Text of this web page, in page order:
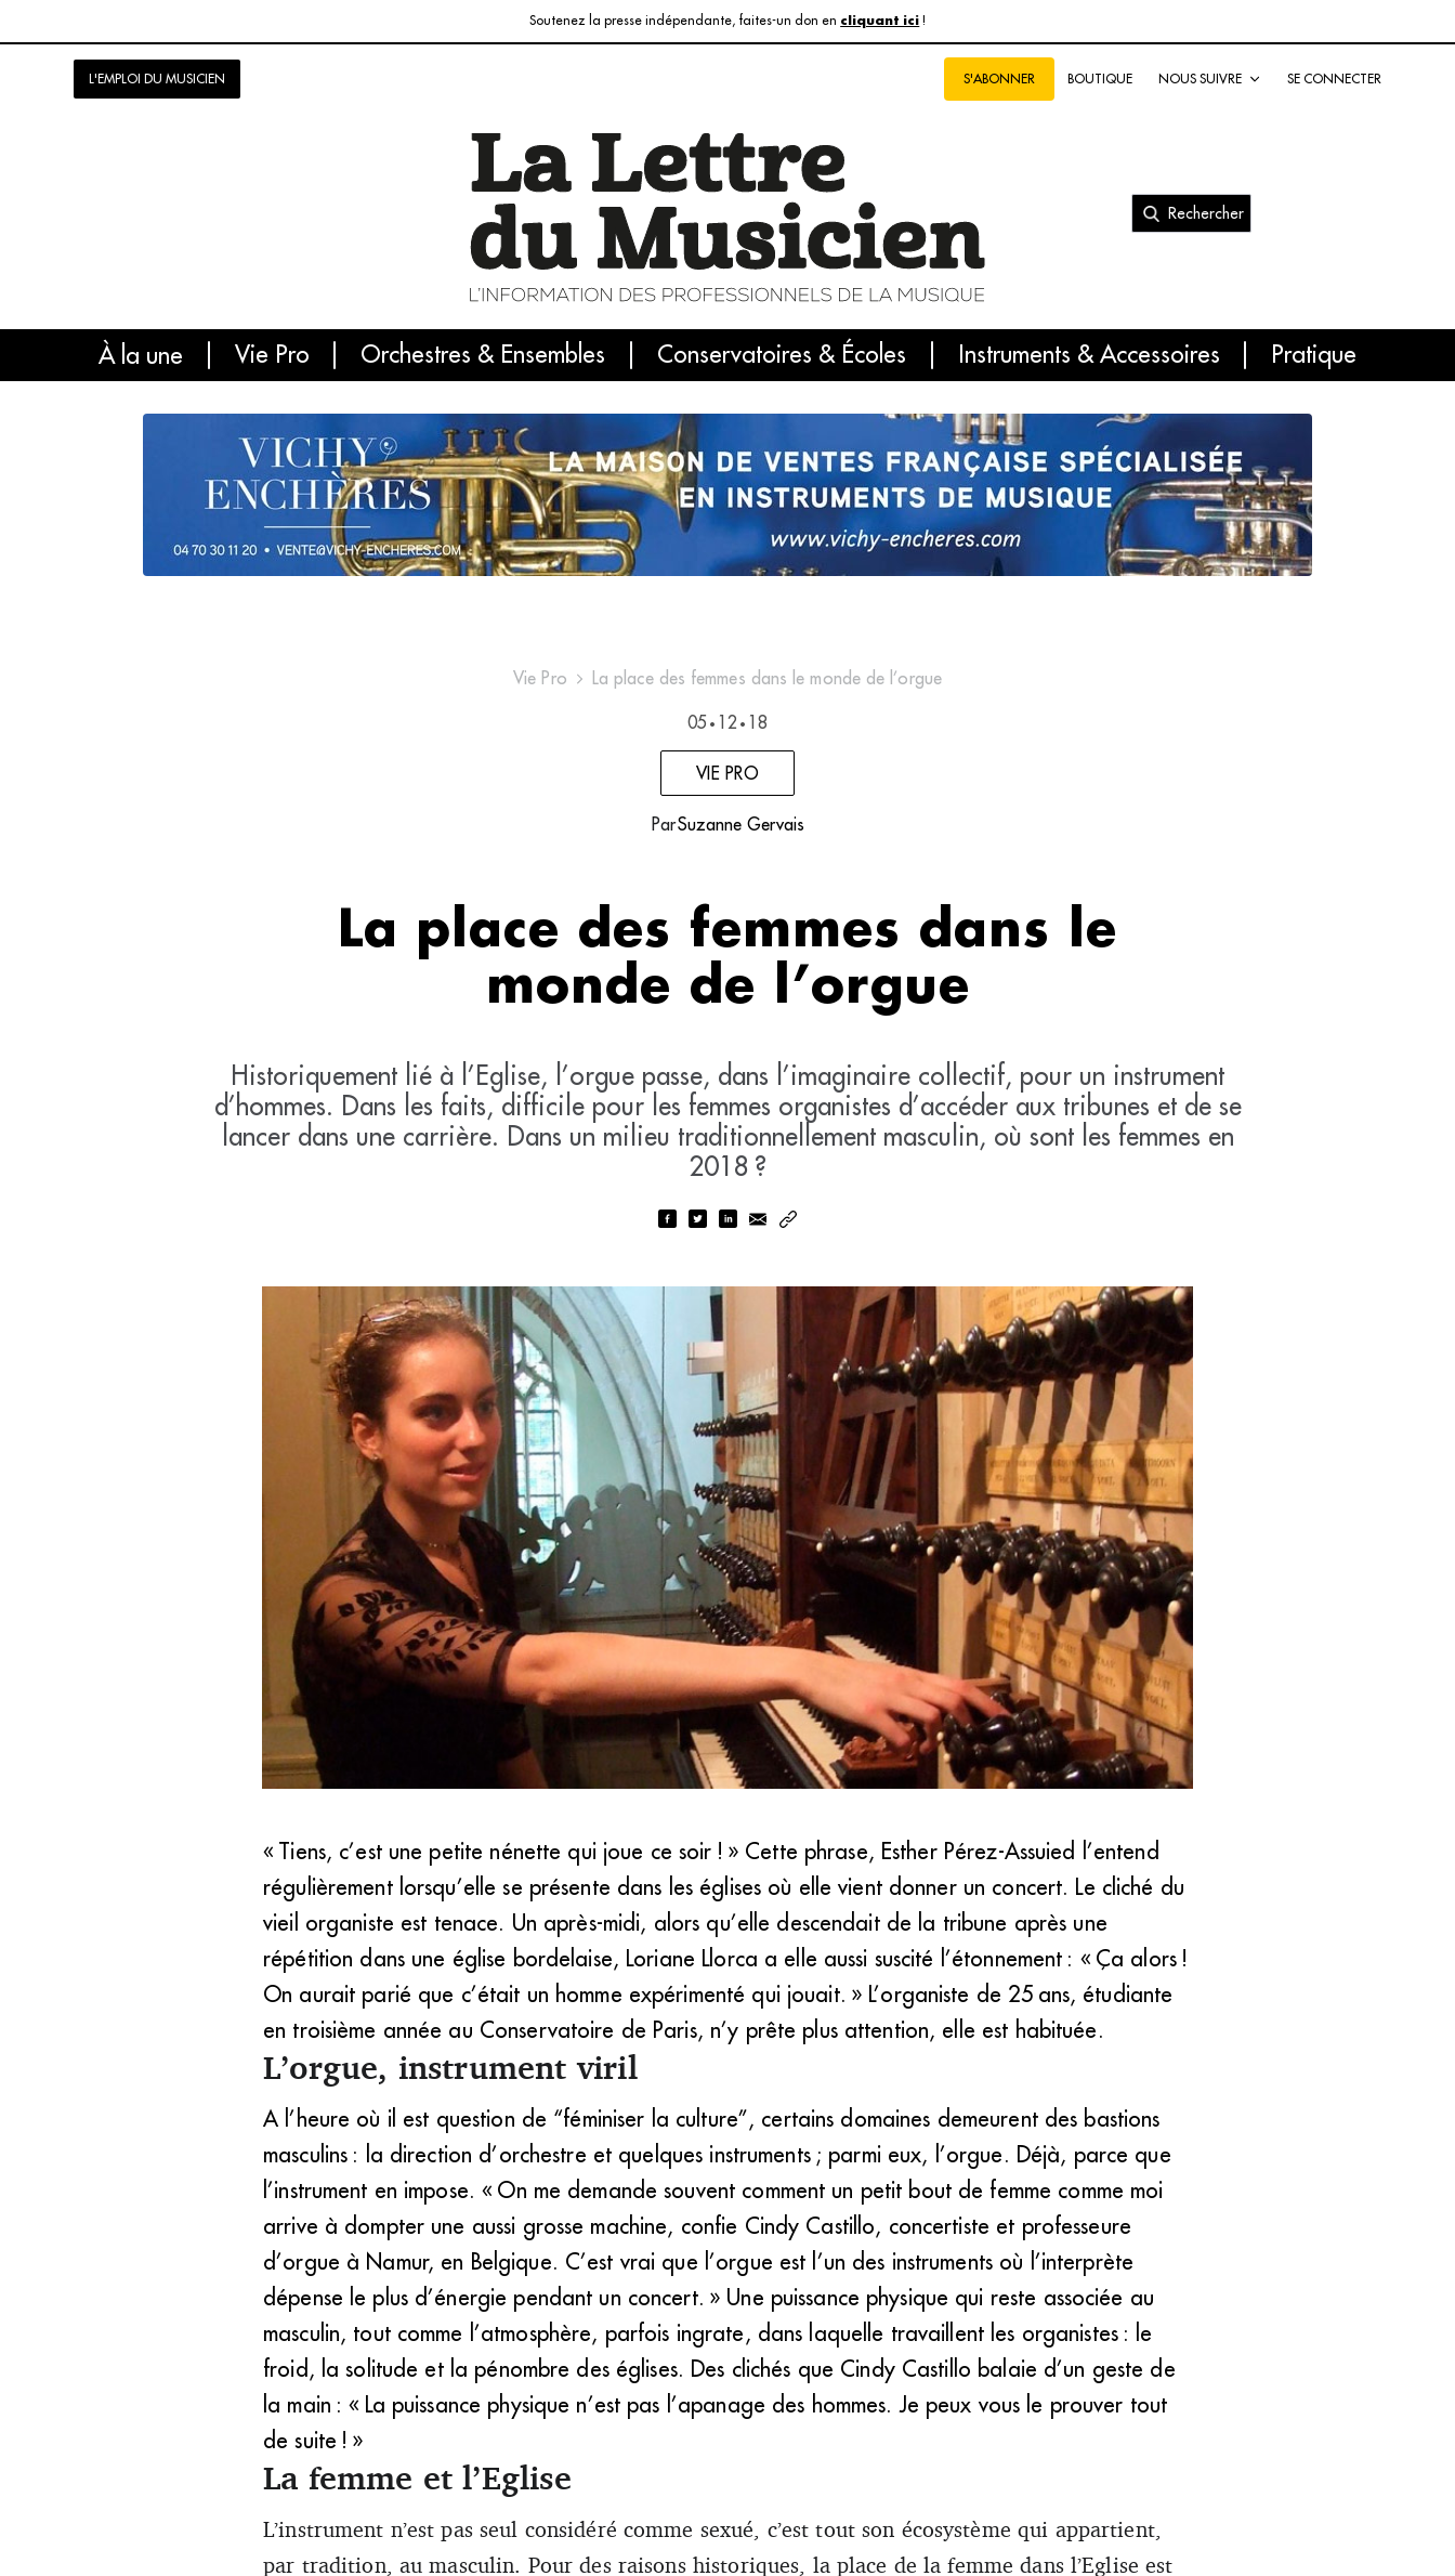
Soutenez la presse indépendante, faites-un don en cliquant ici !
L'EMPLOI DU MUSICIEN S'ABONNER BOUTIQUE NOUS SUIVRE SE CONNECTER
Rechercher
À la une Vie Pro Orchestres & Ensembles Conservatoires & Écoles Instruments & Accessoires Pratique
L'info du jour Le numéro du mois International
Vie Pro La place des femmes dans le monde de l’orgue
05 • 12 • 18
VIE PRO
ParSuzanne Gervais
La place des femmes dans le
monde de l’orgue
Historiquement lié à l’Eglise, l’orgue passe, dans l’imaginaire collectif, pour un instrument
d’hommes. Dans les faits, difficile pour les femmes organistes d’accéder aux tribunes et de se
lancer dans une carrière. Dans un milieu traditionnellement masculin, où sont les femmes en
2018 ?
prochaines générations auront en tête des modèles de femmes qui enseignent l’orgue.&#8201;» (DR)
« Tiens, c’est une petite nénette qui joue ce soir ! » Cette phrase, Esther Pérez-Assuied l’entend
régulièrement lorsqu’elle se présente dans les églises où elle vient donner un concert. Le cliché du
vieil organiste est tenace. Un après-midi, alors qu’elle descendait de la tribune après une
répétition dans une église bordelaise, Loriane Llorca a elle aussi suscité l’étonnement : « Ça alors !
On aurait parié que c’était un homme expérimenté qui jouait. » L’organiste de 25 ans, étudiante
en troisième année au Conservatoire de Paris, n’y prête plus attention, elle est habituée.
L’orgue, instrument viril
A l’heure où il est question de “féminiser la culture”, certains domaines demeurent des bastions
masculins : la direction d’orchestre et quelques instruments ; parmi eux, l’orgue. Déjà, parce que
l’instrument en impose. « On me demande souvent comment un petit bout de femme comme moi
arrive à dompter une aussi grosse machine, confie Cindy Castillo, concertiste et professeure
d’orgue à Namur, en Belgique. C’est vrai que l’orgue est l’un des instruments où l’interprète
dépense le plus d’énergie pendant un concert. » Une puissance physique qui reste associée au
masculin, tout comme l’atmosphère, parfois ingrate, dans laquelle travaillent les organistes : le
froid, la solitude et la pénombre des églises. Des clichés que Cindy Castillo balaie d’un geste de
la main : « La puissance physique n’est pas l’apanage des hommes. Je peux vous le prouver tout
de suite ! »
La femme et l’Eglise
L’instrument n’est pas seul considéré comme sexué, c’est tout son écosystème qui appartient,
par tradition, au masculin. Pour des raisons historiques, la place de la femme dans l’Eglise est